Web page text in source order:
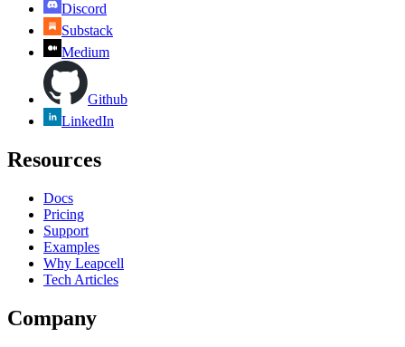
Discord
Substack
Medium
Github
LinkedIn
Resources
Docs
Pricing
Support
Examples
Why Leapcell
Tech Articles
Company